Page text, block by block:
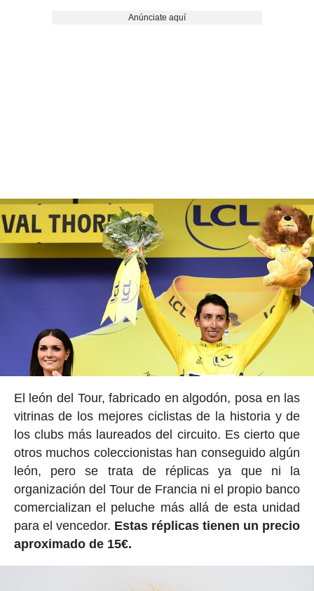
Anúnciate aquí
El león del Tour, fabricado en algodón, posa en las
vitrinas de los mejores ciclistas de la historia y de
los clubs más laureados del circuito. Es cierto que
otros muchos coleccionistas han conseguido algún
león, pero se trata de réplicas ya que ni la
organización del Tour de Francia ni el propio banco
comercializan el peluche más allá de esta unidad
para el vencedor. Estas réplicas tienen un precio
aproximado de 15€.